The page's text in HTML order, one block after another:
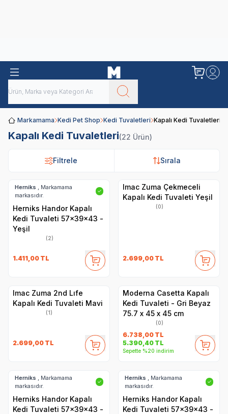
Markamama Kedi Pet Shop Kedi Tuvaletleri Kapalı Kedi Tuvaletleri
Kapalı Kedi Tuvaletleri(22 Ürün)
Filtrele Sırala
Filtrele Sırala
Herniks
, Markamama
markasıdır.
✓
Herniks Handor Kapalı
Kedi Tuvaleti 57x39x43 -
Yeşil
(2)
1.411,00 TL
Imac Zuma Çekmeceli
Kapalı Kedi Tuvaleti Yeşil
(0)
2.699,00 TL
Imac Zuma 2nd Lıfe
Kapalı Kedi Tuvaleti Mavi
(1)
2.699,00 TL
Moderna Casetta Kapalı
Kedi Tuvaleti - Gri Beyaz
75.7 x 45 x 45 cm
(0)
6.738,00 TL
5.390,40 TL
Sepette %20 indirim
Herniks
, Markamama
markasıdır.
✓
Herniks Handor Kapalı
Kedi Tuvaleti 57x39x43 -
Herniks
, Markamama
markasıdır.
✓
Herniks Handor Kapalı
Kedi Tuvaleti 57x39x43 -